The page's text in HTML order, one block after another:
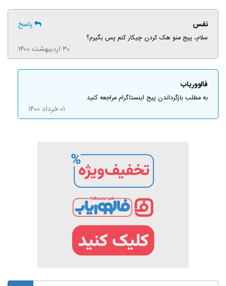
نفس پاسخ
سلام، پیج منو هک کردن چیکار کنم پس بگیرم؟
۳۰ اردیبهشت ۱۴۰۰
فالووریاب
به مطلب بازگرداندن پیج اینستاگرام مراجعه کنید
۰۱ خرداد ۱۴۰۰